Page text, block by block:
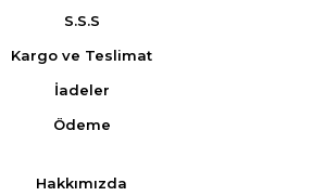
S.S.S
Kargo ve Teslimat
İadeler
Ödeme
Hakkımızda